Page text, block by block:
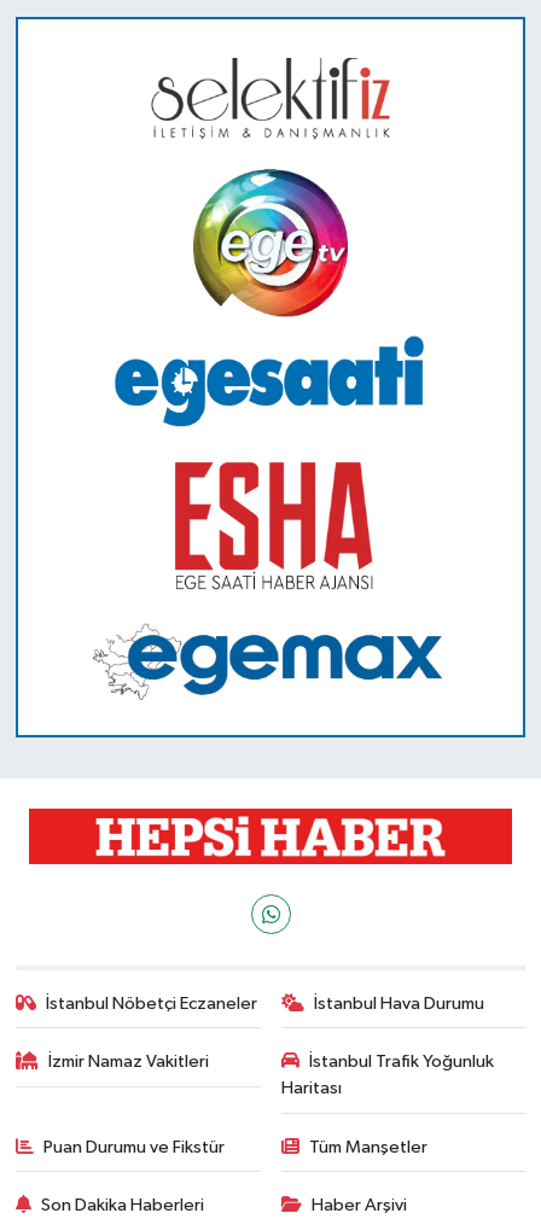
İstanbul Nöbetçi Eczaneler İstanbul Hava Durumu
İzmir Namaz Vakitleri
İstanbul Trafik Yoğunluk
Haritası
Puan Durumu ve Fikstür Tüm Manşetler
Son Dakika Haberleri Haber Arşivi